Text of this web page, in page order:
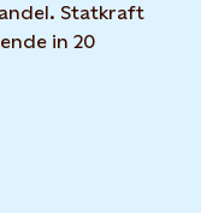
Statkraft
in 20